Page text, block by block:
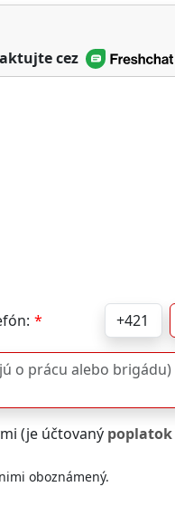
cez
(je účtovaný poplatok
oboznámený.